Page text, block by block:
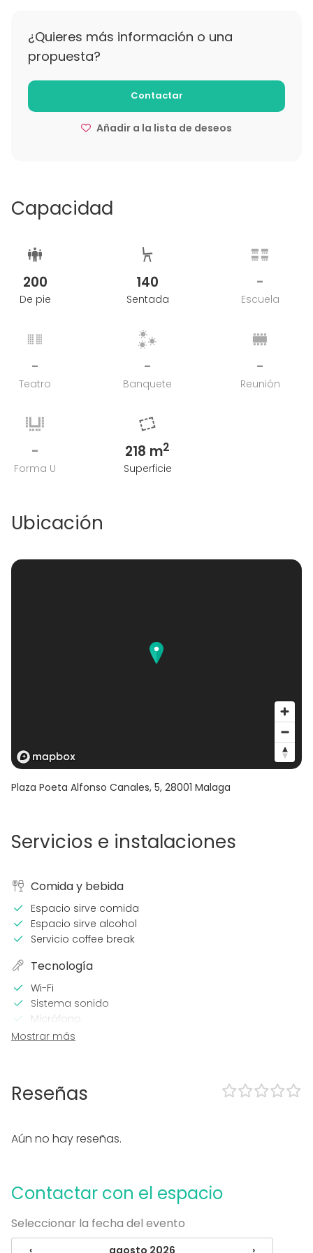
¿Quieres más información o una
propuesta?
Contactar
Añadir a la lista de deseos
Capacidad
200
De pie
140
Sentada
-
Escuela
-
Teatro
-
Banquete
-
Reunión
-
Forma U
218 m2
Superficie
Ubicación
Plaza Poeta Alfonso Canales, 5, 28001 Malaga
Servicios e instalaciones
Comida y bebida
Espacio sirve comida
Espacio sirve alcohol
Servicio coffee break
Tecnología
Wi-Fi
Sistema sonido
Micrófono
En el espacio
Uso exclusivo
Fiesta
Conferencia / Formación
Fiesta infantil
Fiesta de empresa
Mostrar más
Reseñas
Aún no hay reseñas.
Contactar con el espacio
Seleccionar la fecha del evento